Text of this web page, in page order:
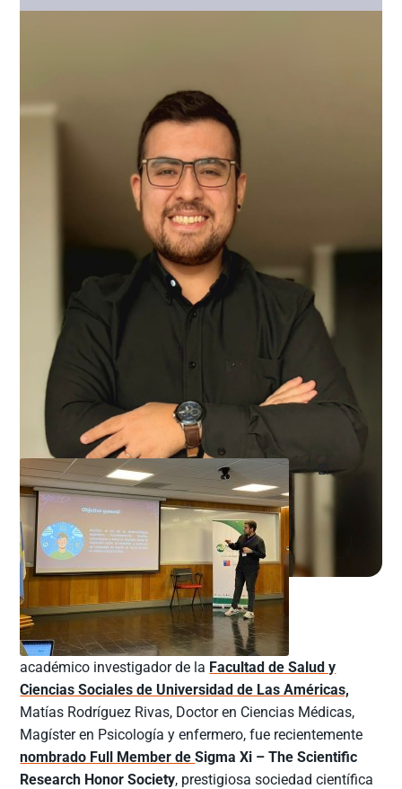
El
académico investigador de la Facultad de Salud y
Ciencias Sociales de Universidad de Las Américas,
Matías Rodríguez Rivas, Doctor en Ciencias Médicas,
Magíster en Psicología y enfermero, fue recientemente
nombrado Full Member deSigma Xi – The Scientific
Research Honor Society, prestigiosa sociedad científica